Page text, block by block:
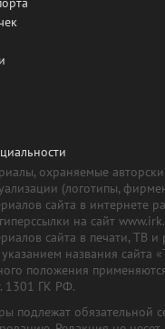
охраняемые
(логотипы,
сайта в интернете
на сайт
сайта в печати, ТВ и
названия сайта
положения
1301 ГК РФ.
подлежат обязательной